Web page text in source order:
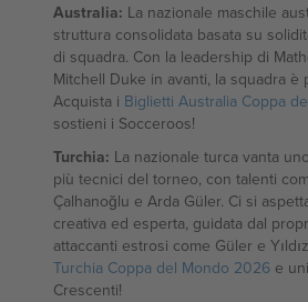
Australia: La nazionale maschile
struttura consolidata basata su
di squadra. Con la leadership di
Mitchell Duke in avanti, la squadra è
Acquista i Biglietti Australia Coppa
sostieni i Socceroos!
Turchia: La nazionale turca vanta
più tecnici del torneo, con talenti
Çalhanoğlu e Arda Güler. Ci si
creativa ed esperta, guidata dal
attaccanti estrosi come Güler e
Turchia Coppa del Mondo 2026 e
Crescenti!